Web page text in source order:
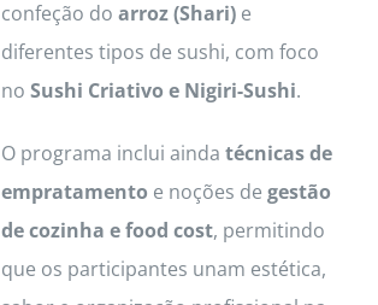
confeção do arroz (Shari)e
diferentes tipos de sushi, com foco
no Sushi Criativo e Nigiri-Sushi.
O programa inclui ainda técnicas de
empratamento e noções de gestão
de cozinha e food cost, permitindo
que os participantes unam estética,